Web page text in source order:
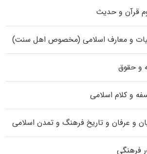
قرآن و حدیث
و معارف اسلامی (مخصوص اهل سنت)
و حقوق
و کلام اسلامی
و عرفان و تاریخ فرهنگ و تمدن اسلامی
فرهنگی